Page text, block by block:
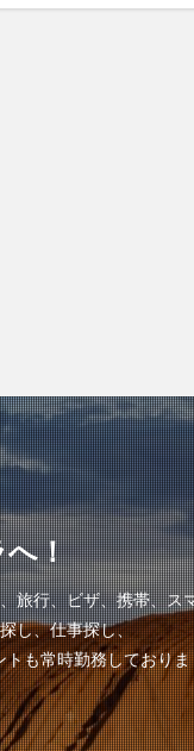
へ！
旅行、ビザ、携帯、ス
し、仕事探し、
も常時勤務しておりま